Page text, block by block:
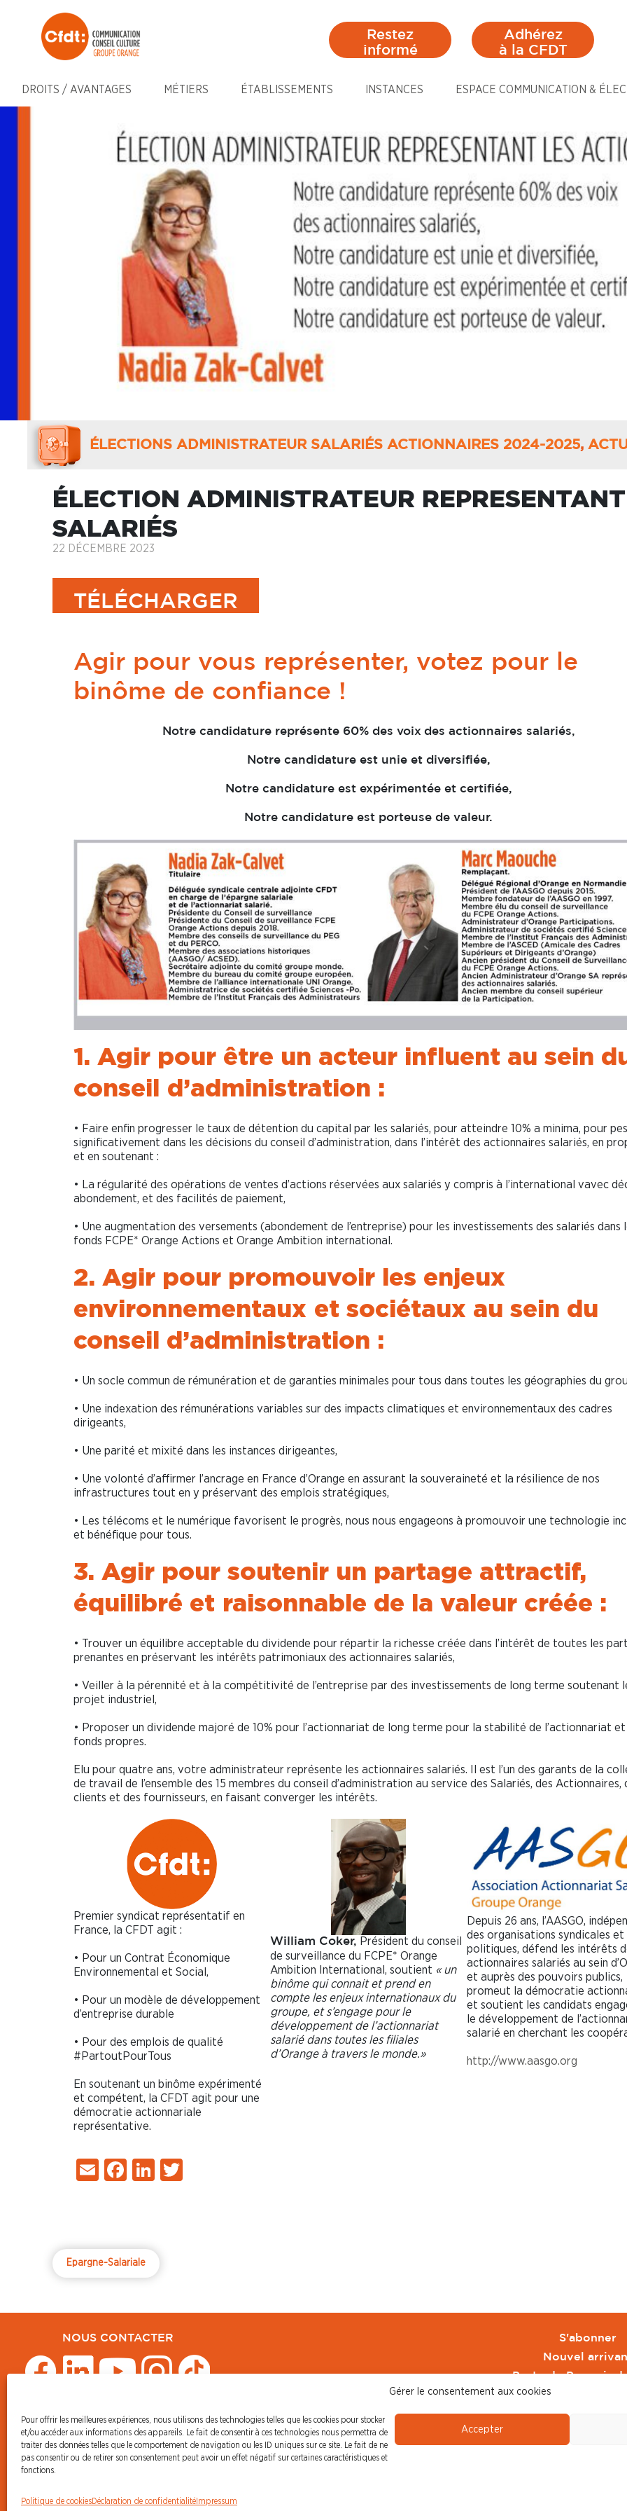
Gérer le consentement aux cookies
Pour offrir les meilleures expériences, nous utilisons des technologies telles que les cookies pour stocker
et/ou accéder aux informations des appareils. Le fait de consentir à ces technologies nous permettra de
traiter des données telles que le comportement de navigation ou les ID uniques sur ce site. Le fait de ne
pas consentir ou de retirer son consentement peut avoir un effet négatif sur certaines caractéristiques et
fonctions.
Accepter
Politique de cookiesDéclaration de confidentialité Impressum
Restez
informé
Adhérez
à la CFDT
DROITS / AVANTAGES MÉTIERS ÉTABLISSEMENTS INSTANCES ESPACE COMMUNICATION &
ÉLECTIONS ADMINISTRATEUR SALARIÉS ACTIONNAIRES 2024-2025,
ÉLECTION ADMINISTRATEUR
SALARIÉS
22 DÉCEMBRE 2023
TÉLÉCHARGER
Agir pour vous représenter, votez pour le
binôme de confiance !
Notre candidature représente 60% des voix des actionnaires salariés,
Notre candidature est unie et diversifiée,
Notre candidature est expérimentée et certifiée,
Notre candidature est porteuse de valeur.
1. Agir pour être un acteur influent au sein
conseil d’administration :
• Faire enfin progresser le taux de détention du capital par les salariés, pour atteindre 10% a minima, pour
significativement dans les décisions du conseil d’administration, dans l’intérêt des actionnaires salariés, en
et en soutenant :
• La régularité des opérations de ventes d’actions réservées aux salariés y compris à l’international vavec
abondement, et des facilités de paiement,
• Une augmentation des versements (abondement de l’entreprise) pour les investissements des salariés dans
fonds FCPE* Orange Actions et Orange Ambition international.
2. Agir pour promouvoir les enjeux
environnementaux et sociétaux au sein du
conseil d’administration :
• Un socle commun de rémunération et de garanties minimales pour tous dans toutes les géographies du
• Une indexation des rémunérations variables sur des impacts climatiques et environnementaux des cadres
dirigeants,
• Une parité et mixité dans les instances dirigeantes,
• Une volonté d’affirmer l’ancrage en France d’Orange en assurant la souveraineté et la résilience de nos
infrastructures tout en y préservant des emplois stratégiques,
• Les télécoms et le numérique favorisent le progrès, nous nous engageons à promouvoir une technologie
et bénéfique pour tous.
3. Agir pour soutenir un partage attractif,
équilibré et raisonnable de la valeur créée :
• Trouver un équilibre acceptable du dividende pour répartir la richesse créée dans l’intérêt de toutes les
prenantes en préservant les intérêts patrimoniaux des actionnaires salariés,
• Veiller à la pérennité et à la compétitivité de l’entreprise par des investissements de long terme soutenant
projet industriel,
• Proposer un dividende majoré de 10% pour l’actionnariat de long terme pour la stabilité de l’actionnariat et
fonds propres.
Elu pour quatre ans, votre administrateur représente les actionnaires salariés. Il est l’un des garants de la
de travail de l’ensemble des 15 membres du conseil d’administration au service des Salariés, des Actionnaires,
clients et des fournisseurs, en faisant converger les intérêts.
Premier syndicat représentatif en
France, la CFDT agit :
• Pour un Contrat Économique
Environnemental et Social,
• Pour un modèle de développement
d’entreprise durable
• Pour des emplois de qualité
#PartoutPourTous
En soutenant un binôme expérimenté
et compétent, la CFDT agit pour une
démocratie actionnariale
représentative.
William Coker, Président du conseil
de surveillance du FCPE* Orange
Ambition International, soutient « un
binôme qui connait et prend en
compte les enjeux internationaux du
groupe, et s’engage pour le
développement de l’actionnariat
salarié dans toutes les filiales
d’Orange à travers le monde.»
Depuis 26 ans, l’AASGO,
des organisations syndicales et
politiques, défend les intérêts
actionnaires salariés au sein
et auprès des pouvoirs publics,
promeut la démocratie
et soutient les candidats
le développement de
salarié en cherchant les
http://www.aasgo.org
EmailFacebook
LinkedIn
Epargne-Salariale
NOUS CONTACTER
© CFDT Orange
47 AVENUE SIMON BOLIVAR
75950 PARIS CEDEX 19
S'abonner
Nouvel
Pacte de Pouvoir
Toute l'actu CFDT